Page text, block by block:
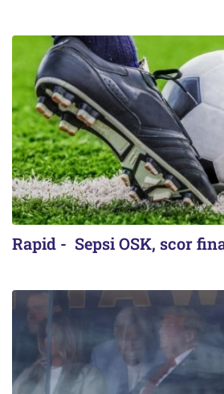
Rapid - Sepsi OSK, scor